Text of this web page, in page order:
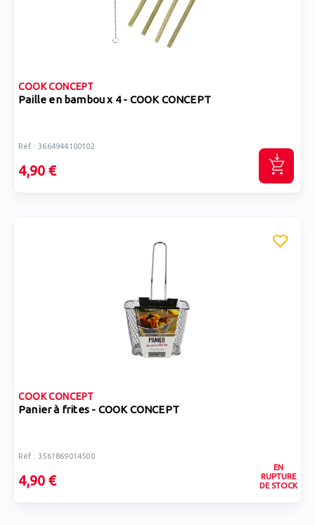
COOK CONCEPT
Paille en bambou x 4 - COOK CONCEPT
Réf : 3664944100102
4,90 €
COOK CONCEPT
Panier à frites - COOK CONCEPT
Réf : 3561869014500
4,90 €
EN
RUPTURE
DE STOCK